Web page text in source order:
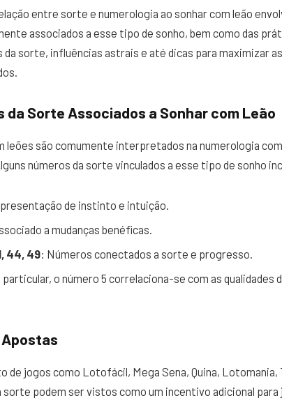
entre sorte e numerologia ao sonhar com leão
associados a esse tipo de sonho, bem como das
da sorte, influências astrais e até dicas para maximizar
da Sorte Associados a Sonhar com Leão
leões são comumente interpretados na numerologia
números da sorte vinculados a esse tipo de sonho
de instinto e intuição.
a mudanças benéficas.
44, 49: Números conectados a sorte e progresso.
particular, o número 5 correlaciona-se com as qualidades
de jogos como Lotofácil, Mega Sena, Quina, Lotomania,
sorte podem ser vistos como um incentivo adicional